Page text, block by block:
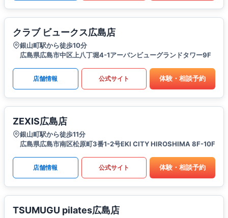
クラブ ビュークス広島店
銀山町駅から徒歩10分
広島県広島市中区上八丁堀4-1アーバンビューグランドタワー9F
店舗情報 公式サイト 体験・相談予約
ZEXIS広島店
銀山町駅から徒歩11分
広島県広島市南区松原町3番1-2号EKI CITY HIROSHIMA 8F-10F
店舗情報 公式サイト 体験・相談予約
TSUMUGU pilates広島店